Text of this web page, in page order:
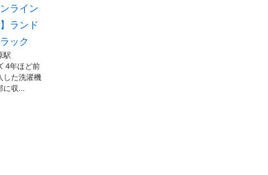
ンライン
ランド
ック
駅
4年ほど前
した洗濯機
収...